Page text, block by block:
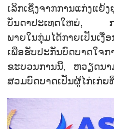
ເລິກເຊິ່ງຈາກການແກ່ງແຍ້
ບັນດາປະເທດໃຫຍ່, ກ
ພາຍໃນກຸ່ມໄດ້ກາຍເປັນເງື່
ເພື່ອຮັບປະກັນບົດບາດໃ
ຂະບວນການນີ້, ຫວຽດນາ
ສວມບົດບາດເປັນຜູ້ໄກ່ເກ່ຍ